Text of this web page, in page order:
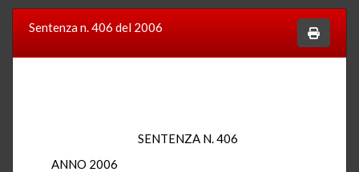
Sentenza n. 406 del 2006
SENTENZA N. 406
ANNO 2006